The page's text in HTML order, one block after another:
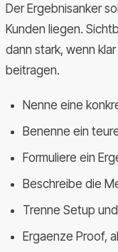
Der Ergebnisanker
Kunden liegen.
dann stark, wenn
beitragen.
Nenne eine
Benenne ein
Formuliere ein
Beschreibe die
Trenne Setup
Ergaenze Proof,